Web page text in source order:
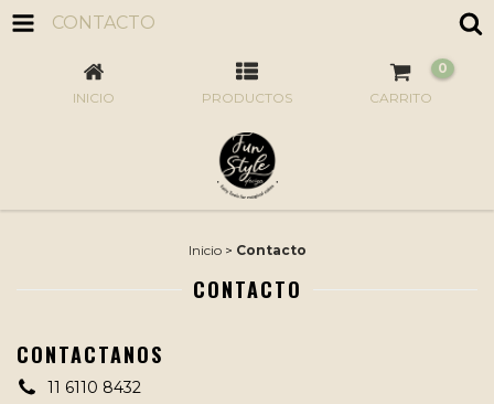
CONTACTO
INICIO PRODUCTOS CARRITO
0
Inicio > Contacto
CONTACTO
CONTACTANOS
11 6110 8432